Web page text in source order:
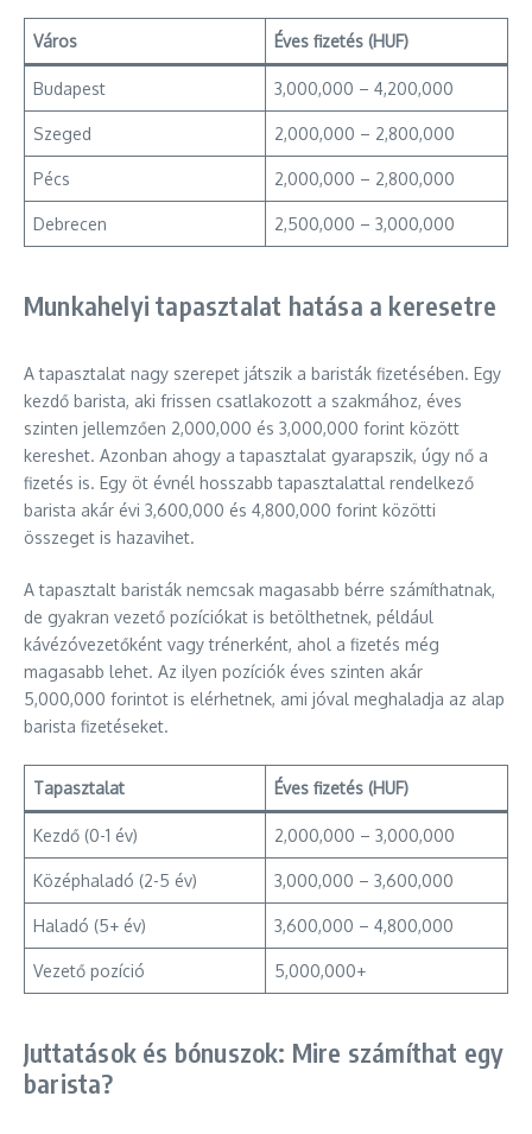
Város Éves fizetés (HUF)
Budapest 3,000,000 – 4,200,000
Szeged 2,000,000 – 2,800,000
Pécs 2,000,000 – 2,800,000
Debrecen 2,500,000 – 3,000,000
Munkahelyi tapasztalat hatása a keresetre
A tapasztalat nagy szerepet játszik a baristák fizetésében. Egy
kezdő barista, aki frissen csatlakozott a szakmához, éves
szinten jellemzően 2,000,000 és 3,000,000 forint között
kereshet. Azonban ahogy a tapasztalat gyarapszik, úgy nő a
fizetés is. Egy öt évnél hosszabb tapasztalattal rendelkező
barista akár évi 3,600,000 és 4,800,000 forint közötti
összeget is hazavihet.
A tapasztalt baristák nemcsak magasabb bérre számíthatnak,
de gyakran vezető pozíciókat is betölthetnek, például
kávézóvezetőként vagy trénerként, ahol a fizetés még
magasabb lehet. Az ilyen pozíciók éves szinten akár
5,000,000 forintot is elérhetnek, ami jóval meghaladja az alap
barista fizetéseket.
Tapasztalat Éves fizetés (HUF)
Kezdő (0-1 év) 2,000,000 – 3,000,000
Középhaladó (2-5 év) 3,000,000 – 3,600,000
Haladó (5+ év) 3,600,000 – 4,800,000
Vezető pozíció 5,000,000+
Juttatások és bónuszok: Mire számíthat egy
barista?